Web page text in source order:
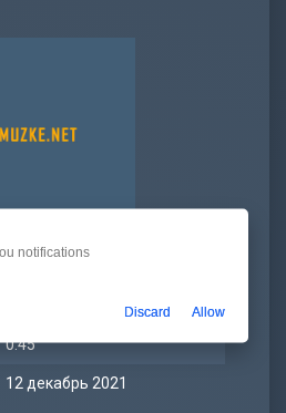
0:45
12 декабрь 2021
notifications
Discard Allow